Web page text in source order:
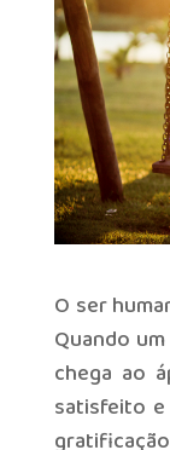
O ser
Quando
chega ao
satisfeito